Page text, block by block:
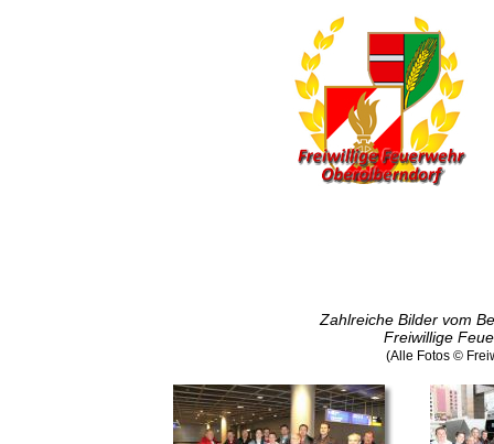
Zahlreiche Bilder vom
Freiwillige
(Alle Fotos ©